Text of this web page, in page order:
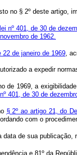
no § 2º deste artigo,
nº 401, de 30 de
de 1962.
22 de janeiro de 1969,
a expedir
de 1969, a
401, de 30 de
§ 2º ao artigo 21, do
com o
de sua publicação,
e 81º da